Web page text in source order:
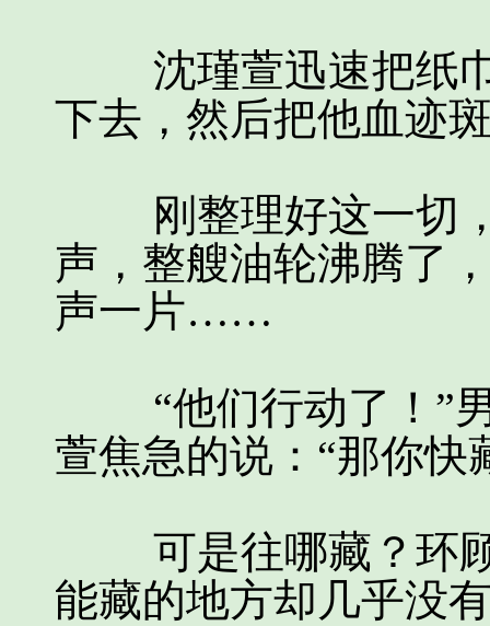
沈瑾萱迅速把纸巾
下去，然后把他血迹
刚整理好这一切，
声，整艘油轮沸腾了
声一片……
“他们行动了！”男
萱焦急的说：“那你快
可是往哪藏？环顾
能藏的地方却几乎没